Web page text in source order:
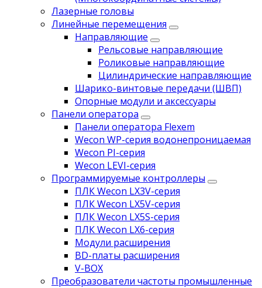
Лазерные головы
Линейные перемещения
Направляющие
Рельсовые направляющие
Роликовые направляющие
Цилиндрические направляющие
Шарико-винтовые передачи (ШВП)
Опорные модули и аксессуары
Панели оператора
Панели оператора Flexem
Wecon WP-серия водонепроницаемая
Wecon PI-серия
Wecon LEVI-серия
Программируемые контроллеры
ПЛК Wecon LX3V-серия
ПЛК Wecon LX5V-серия
ПЛК Wecon LX5S-серия
ПЛК Wecon LX6-серия
Модули расширения
BD-платы расширения
V-BOX
Преобразователи частоты промышленные